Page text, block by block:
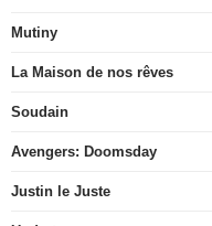
Mutiny
La Maison de nos rêves
Soudain
Avengers: Doomsday
Justin le Juste